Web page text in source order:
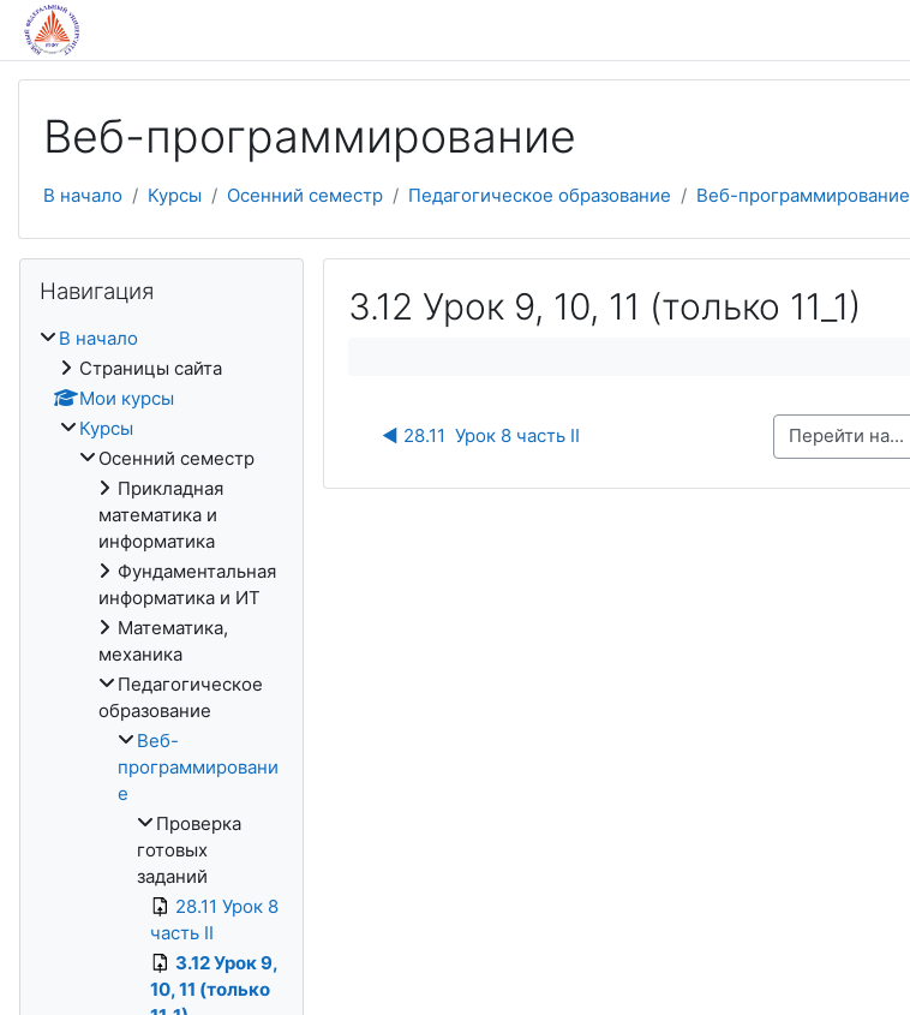
Перейти к основному содержанию
Веб-программирование
В начало Курсы Осенний семестр Педагогическое образование Веб-программирование
3.12 Урок 9, 10, 11 (только 11_1)
◀︎ 28.11  Урок 8 часть II Перейти на...
Навигация
В начало
Страницы сайта
Мои курсы
Курсы
Осенний семестр
Прикладная
математика и
информатика
Фундаментальная
информатика и ИТ
Математика,
механика
Педагогическое
образование
Веб-
программировани
е
Проверка
готовых
заданий
28.11 Урок 8
часть II
3.12 Урок 9,
10, 11 (только